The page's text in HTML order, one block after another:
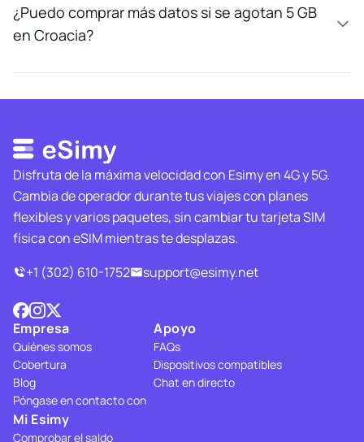
¿Puedo comprar más datos si se agotan 5 GB
en Croacia?
Disfruta de la máxima velocidad con Esimy en 4G y 5G.
Cambia de operador durante tus viajes con planes
flexibles y varios paquetes, sin cambiar tu tarjeta SIM
física con eSIM mientras te desplazas.
+1 (302) 610-1752
support@esimy.net
Empresa
Quiénes somos
Cobertura
Blog
Póngase en contacto con
Apoyo
FAQs
Dispositivos compatibles
Chat en directo
Mi Esimy
Comprobar el saldo